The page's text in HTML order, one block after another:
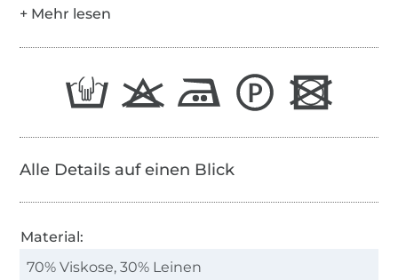
Alle Details auf einen Blick
Material:
70% Viskose, 30% Leinen